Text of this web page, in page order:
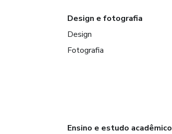
Design e fotografia
Design
Fotografia
Ensino e estudo acadêmico